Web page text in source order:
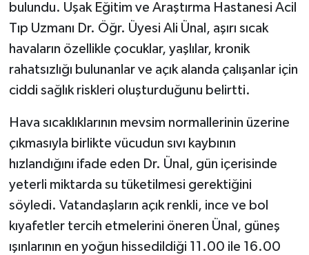
bulundu. Uşak Eğitim ve Araştırma Hastanesi Acil
Tıp Uzmanı Dr. Öğr. Üyesi Ali Ünal, aşırı sıcak
havaların özellikle çocuklar, yaşlılar, kronik
rahatsızlığı bulunanlar ve açık alanda çalışanlar için
ciddi sağlık riskleri oluşturduğunu belirtti.
Hava sıcaklıklarının mevsim normallerinin üzerine
çıkmasıyla birlikte vücudun sıvı kaybının
hızlandığını ifade eden Dr. Ünal, gün içerisinde
yeterli miktarda su tüketilmesi gerektiğini
söyledi. Vatandaşların açık renkli, ince ve bol
kıyafetler tercih etmelerini öneren Ünal, güneş
ışınlarının en yoğun hissedildiği 11.00 ile 16.00